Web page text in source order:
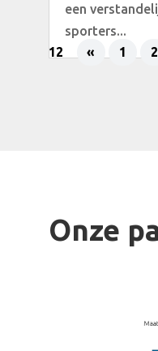
een
sporters...
12
« 1 2
Onze